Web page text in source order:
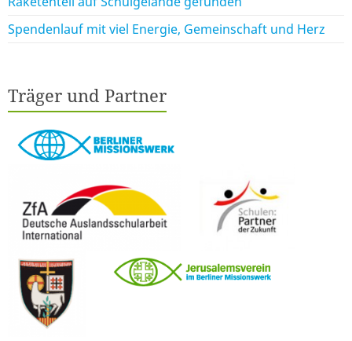
Spendenlauf mit viel Energie, Gemeinschaft und Herz
Träger und Partner